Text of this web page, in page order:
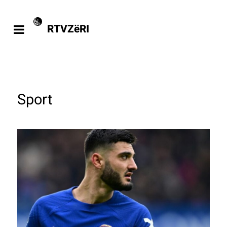
RTVZëRI
Sport